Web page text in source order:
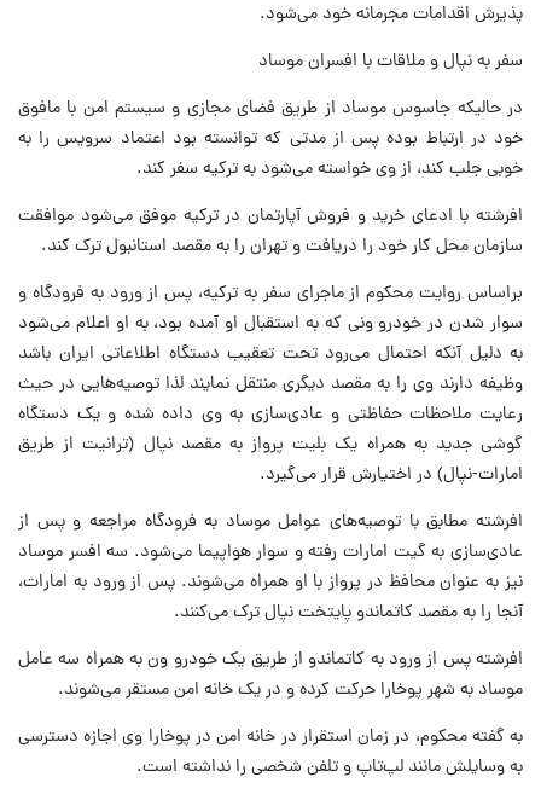
پذیرش اقدامات مجرمانه خود می‌شود.
سفر به نپال و ملاقات با افسران موساد
در حالیکه جاسوس موساد از طریق فضای مجازی و سیستم امن با مافوق
خود در ارتباط بوده پس از مدتی که توانسته بود اعتماد سرویس را به
خوبی جلب کند، از وی خواسته می‌شود به ترکیه سفر کند.
افرشته با ادعای خرید و فروش آپارتمان در ترکیه موفق می‌شود موافقت
سازمان محل کار خود را دریافت و تهران را به مقصد استانبول ترک کند.
براساس روایت محکوم از ماجرای سفر به ترکیه، پس از ورود به فرودگاه و
سوار شدن در خودرو ونی که به استقبال او آمده بود، به او اعلام می‌شود
به دلیل آنکه احتمال می‌رود تحت تعقیب دستگاه اطلاعاتی ایران باشد
وظیفه دارند وی را به مقصد دیگری منتقل نمایند لذا توصیه‌هایی در حیث
رعایت ملاحظات حفاظتی و عادی‌سازی به وی داده شده و یک دستگاه
گوشی جدید به همراه یک بلیت پرواز به مقصد نپال (ترانیت از طریق
امارات-نپال) در اختیارش قرار می‌گیرد.
افرشته مطابق با توصیه‌های عوامل موساد به فرودگاه مراجعه و پس از
عادی‌سازی به گیت امارات رفته و سوار هواپیما می‌شود. سه افسر موساد
نیز به عنوان محافظ در پرواز با او همراه می‌شوند. پس از ورود به امارات،
آنجا را به مقصد کاتماندو پایتخت نپال ترک می‌کنند.
افرشته پس از ورود به کاتماندو از طریق یک خودرو ون به همراه سه عامل
موساد به شهر پوخارا حرکت کرده و در یک خانه امن مستقر می‌شوند.
به گفته محکوم، در زمان استقرار در خانه امن در پوخارا وی اجازه دسترسی
به وسایلش مانند لپ‌تاپ و تلفن شخصی را نداشته است.